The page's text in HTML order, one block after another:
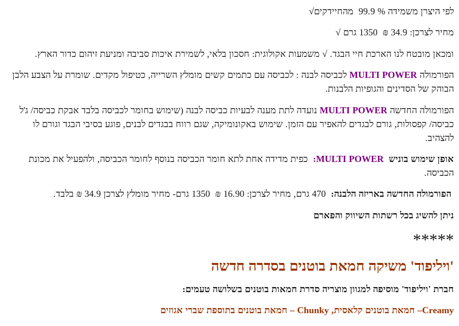
לפי היצרן משמידה % 99.9 מהחיידקים√
מחיר לצרכן: 34.9 ₪ 1350 גרם √
ומכאן מובטח לנו הארכת חיי הבגד. √ משמעות אקולוגית: חסכון בלאי, לשמירת איכות סביבה ומניעת זיהום כדור הארץ.
הפורמולה MULTI POWER
לכביסה לבנה : לכביסה עם כתמים קשים מומלץ השרייה, כטיפול מקדים. שומרת על הצבע הלבן
הבוהק של הסדינים והגופיות הלבנות.
הפורמולה החדשה MULTI POWER נועדה לתת מענה לבעיות כביסה לבנה (שימוש בחומר לכביסה בלבד אבקת כביסה/ ג'ל
כביסה/ קפסולות, גורם לבגדים להאפיר עם הזמן. שימוש באקונומיקה, שגם רווח בבגדים לבנים, פוגע בסיבי הבגד וגורם לו
להצהיב.
אופן שימוש בוניש MULTI POWER:
כפית מדידה אחת לתא חומר הכביסה בנוסף לחומר הכביסה, ולהפעיל את מכונת
הכביסה.
הפורמולה החדשה באריזה הלבנה:
ניתן להשיג בכל רשתות השיווק והפארם
*****
'ויליפוד' משיקה חמאת בוטנים בסדרה חדשה
חברת 'ויליפוד' מוסיפה למגוון מוצריה סדרת חמאות בוטנים בשלושה טעמים:
Creamy– חמאת בוטנים קלאסית, Chunky – חמאת בוטנים בתוספת שברי אגוזים